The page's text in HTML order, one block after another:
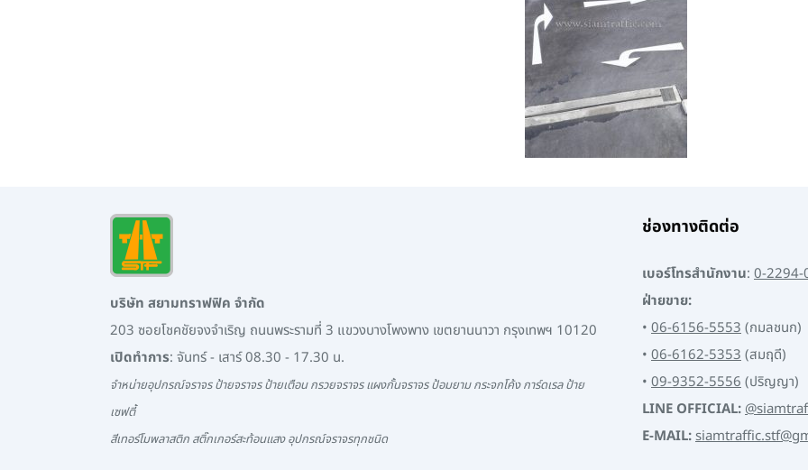
บริษัท สยามทราฟฟิค จำกัด
203 ซอยโชคชัยจงจำเริญ ถนนพระรามที่ 3 แขวงบางโพงพาง เขตยานนาวา กรุงเทพฯ 10120
เปิดทำการ: จันทร์ - เสาร์ 08.30 - 17.30 น.
จำหน่ายอุปกรณ์จราจร ป้ายจราจร ป้ายเตือน กรวยจราจร แผงกั้นจราจร ป้อมยาม กระจกโค้ง การ์ดเรล ป้าย
เซฟตี้
สีเทอร์โมพลาสติก สติ๊กเกอร์สะท้อนแสง อุปกรณ์จราจรทุกชนิด
ช่องทางติดต่อ
เบอร์โทรสำนักงาน: 0-
ฝ่ายขาย:
• 06-6156-5553(กมลชนก)
• 06-6162-5353(สมฤดี)
• 09-9352-5556(ปริญญา)
LINE OFFICIAL:
E-MAIL: